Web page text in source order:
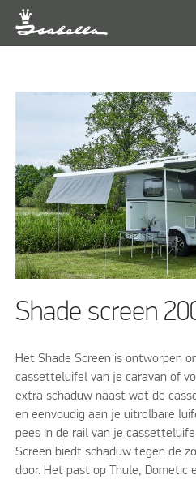
Shade screen
Het Shade Screen is ontworpen
cassetteluifel van je caravan of
extra schaduw naast wat de
en eenvoudig aan je uitrolbare
pees in de rail van je
Screen biedt schaduw tegen de
door. Het past op Thule, Dometic